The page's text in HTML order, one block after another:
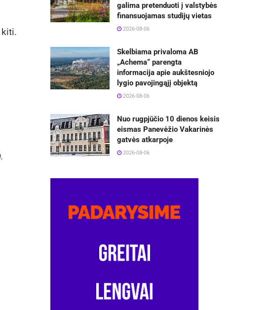
kiti.
galima pretenduoti į valstybės
finansuojamas studijų vietas
2026-08-06
Skelbiama privaloma AB
„Achema“ parengta
informacija apie aukštesniojo
lygio pavojingąjį objektą
2026-08-06
Nuo rugpjūčio 10 dienos keisis
eismas Panevėžio Vakarinės
gatvės atkarpoje
2026-08-06